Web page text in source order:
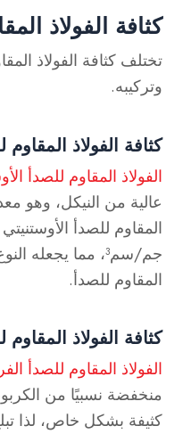
كثافة الفولاذ
تختلف كثافة الفولاذ
وتركيبه.
كثافة الفولاذ المقاوم
الفولاذ المقاوم للصدأ
عالية من النيكل، وهو
جم/سم³، مما يجعله
المقاوم للصدأ.
كثافة الفولاذ
الفولاذ المقاوم للصدأ
منخفضة نسبيًا من